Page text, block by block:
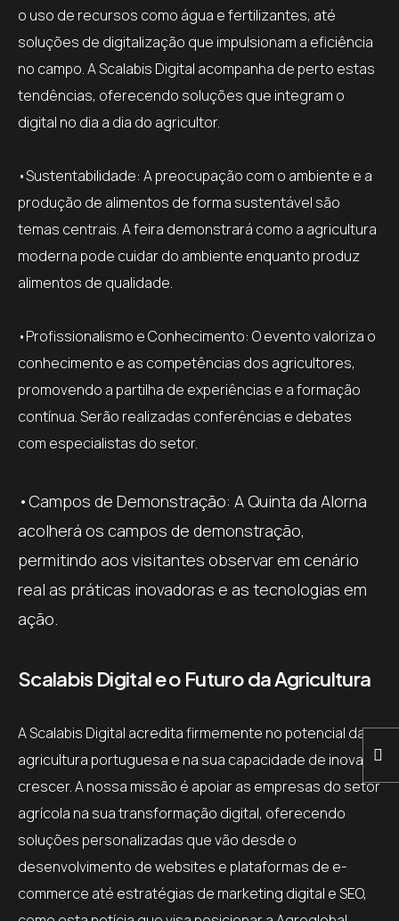
o uso de recursos como água e fertilizantes, até
soluções de digitalização que impulsionam a eficiência
no campo. A Scalabis Digital acompanha de perto estas
tendências, oferecendo soluções que integram o
digital no dia a dia do agricultor.
•Sustentabilidade: A preocupação com o ambiente e a
produção de alimentos de forma sustentável são
temas centrais. A feira demonstrará como a agricultura
moderna pode cuidar do ambiente enquanto produz
alimentos de qualidade.
•Profissionalismo e Conhecimento: O evento valoriza o
conhecimento e as competências dos agricultores,
promovendo a partilha de experiências e a formação
contínua. Serão realizadas conferências e debates
com especialistas do setor.
•Campos de Demonstração: A Quinta da Alorna
acolherá os campos de demonstração,
permitindo aos visitantes observar em cenário
real as práticas inovadoras e as tecnologias em
ação.
Scalabis Digital e o Futuro da Agricultura
A Scalabis Digital acredita firmemente no potencial da
agricultura portuguesa e na sua capacidade de inovar e
crescer. A nossa missão é apoiar as empresas do setor
agrícola na sua transformação digital, oferecendo
soluções personalizadas que vão desde o
desenvolvimento de websites e plataformas de e-
commerce até estratégias de marketing digital e SEO,